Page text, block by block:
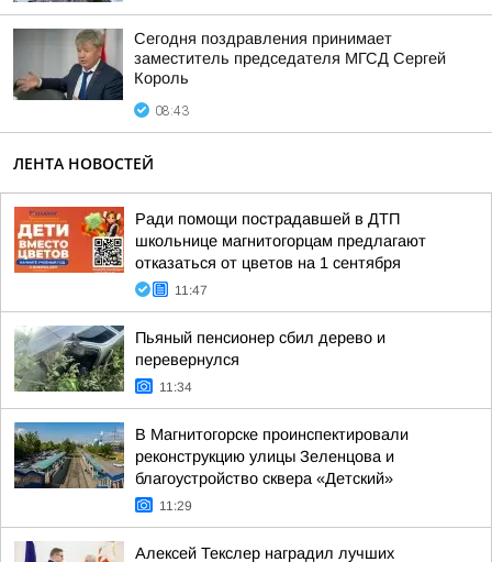
Сегодня поздравления принимает
заместитель председателя МГСД Сергей
Король
08:43
ЛЕНТА НОВОСТЕЙ
Ради помощи пострадавшей в ДТП
школьнице магнитогорцам предлагают
отказаться от цветов на 1 сентября
11:47
Пьяный пенсионер сбил дерево и
перевернулся
11:34
В Магнитогорске проинспектировали
реконструкцию улицы Зеленцова и
благоустройство сквера «Детский»
11:29
Алексей Текслер наградил лучших